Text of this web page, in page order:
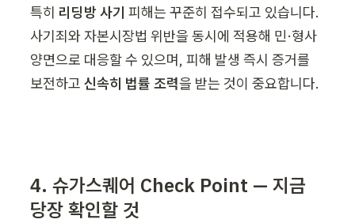
특히 리딩방 사기 피해는 꾸준히 접수되고 있습니다.
사기죄와 자본시장법 위반을 동시에 적용해 민·형사
양면으로 대응할 수 있으며, 피해 발생 즉시 증거를
보전하고 신속히 법률 조력을 받는 것이 중요합니다.
4. 슈가스퀘어 Check Point — 지금
당장 확인할 것